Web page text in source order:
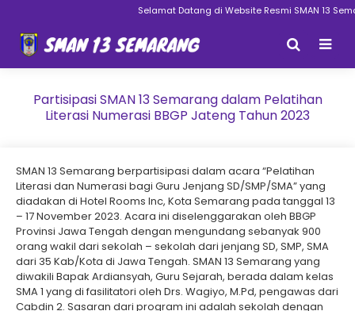
Selamat Datang di Website Resmi SMAN 13
Partisipasi SMAN 13 Semarang dalam Pelatihan
Literasi Numerasi BBGP Jateng Tahun 2023
SMAN 13 Semarang berpartisipasi dalam acara “Pelatihan
Literasi dan Numerasi bagi Guru Jenjang SD/SMP/SMA” yang
diadakan di Hotel Rooms Inc, Kota Semarang pada tanggal 13
– 17 November 2023. Acara ini diselenggarakan oleh BBGP
Provinsi Jawa Tengah dengan mengundang sebanyak 900
orang wakil dari sekolah – sekolah dari jenjang SD, SMP, SMA
dari 35 Kab/Kota di Jawa Tengah. SMAN 13 Semarang yang
diwakili Bapak Ardiansyah, Guru Sejarah, berada dalam kelas
SMA 1 yang di fasilitatori oleh Drs. Wagiyo, M.Pd, pengawas dari
Cabdin 2. Sasaran dari program ini adalah sekolah dengan